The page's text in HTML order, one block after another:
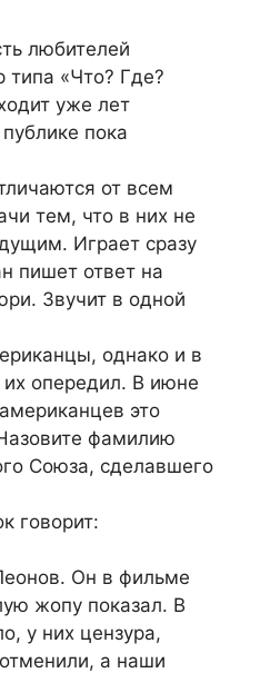
любителей
типа «Что? Где?
уже лет
пока
от всем
тем, что в них не
Играет сразу
пишет ответ на
Звучит в одной
однако и в
опередил. В июне
это
фамилию
Союза, сделавшего
говорит:
Он в фильме
жопу показал. В
у них цензура,
а наши